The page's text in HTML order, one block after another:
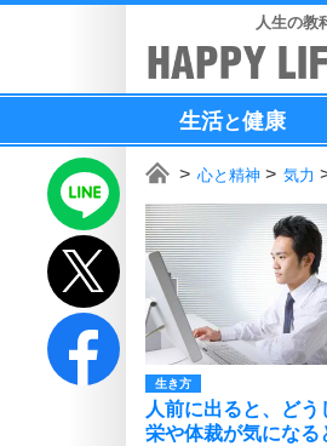
人生の教
生活と健康
心と精神 気力
生き方
人前に出ると、どう
栄や体裁が気になる